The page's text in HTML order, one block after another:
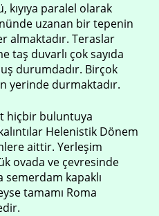
kıyıya paralel olarak
uzanan bir tepenin
almaktadır. Teraslar
taş duvarlı çok sayıda
durumdadır. Birçok
yerinde durmaktadır.
hiçbir buluntuya
Helenistik Dönem
aittir. Yerleşim
ovada ve çevresinde
kapaklı
tamamı Roma